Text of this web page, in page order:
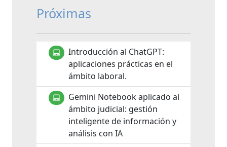
Próximas
Introducción al ChatGPT:
aplicaciones prácticas en el
ámbito laboral.
Gemini Notebook aplicado al
ámbito judicial: gestión
inteligente de información y
análisis con IA